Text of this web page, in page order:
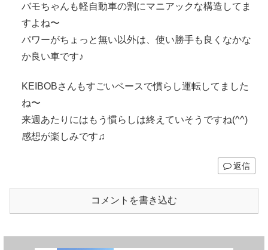
バモちゃんも軽自動車の割にマニアックな構造してま
すよね〜
パワーがちょっと無い以外は、使い勝手も良くなかな
か良い車です♪
KEIBOBさんもすごいペースで慣らし運転してました
ね〜
来週あたりにはもう慣らしは終えていそうですね(^^)
感想が楽しみです♫
返信
コメントを書き込む